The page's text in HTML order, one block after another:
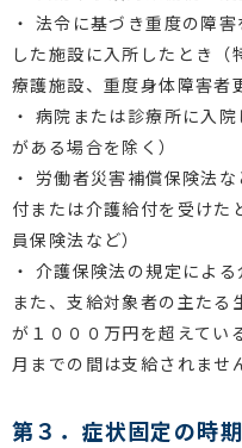
・ 法令に基づき重度の障
した施設に入所したとき
療護施設、重度身体障害者
・ 病院または診療所に入
がある場合を除く）
・ 労働者災害補償保険法
付または介護給付を受けた
員保険法など）
・ 介護保険法の規定によ
また、支給対象者の主たる
が１０００万円を超えてい
月までの間は支給されませ
第３．症状固定の時